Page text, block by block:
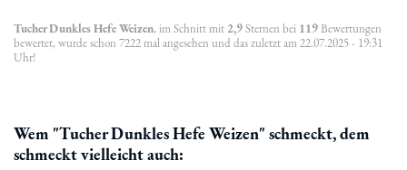
Tucher Dunkles Hefe Weizen, im Schnitt mit 2,9Sternen bei 119Bewertungen
bewertet, wurde schon 7222 mal angesehen und das zuletzt am 22.07.2025 - 19:31
Uhr!
Wem "Tucher Dunkles Hefe Weizen" schmeckt, dem
schmeckt vielleicht auch: